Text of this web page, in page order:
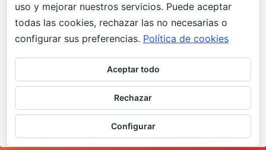
4 mayo, 2020
AWS Free tier -off && t3a -swapon
¡Llegó el día! El día en que finalizó la capa
gratuita de mi cuenta de AWS. ¿Será una buena
idea utilizar una t3a.nano con SWAP activado?
¿SWAP en Cloud?
uso y mejorar nuestros servicios. Puede aceptar
todas las cookies, rechazar las no necesarias o
configurar sus preferencias. Política de cookies
Aceptar todo
Rechazar
Configurar